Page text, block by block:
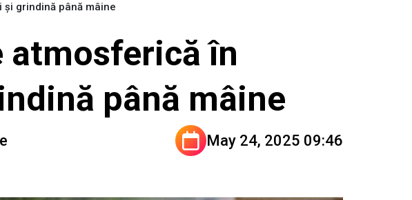
și grindină până mâine
în
până mâine
May 24, 2025 09:46